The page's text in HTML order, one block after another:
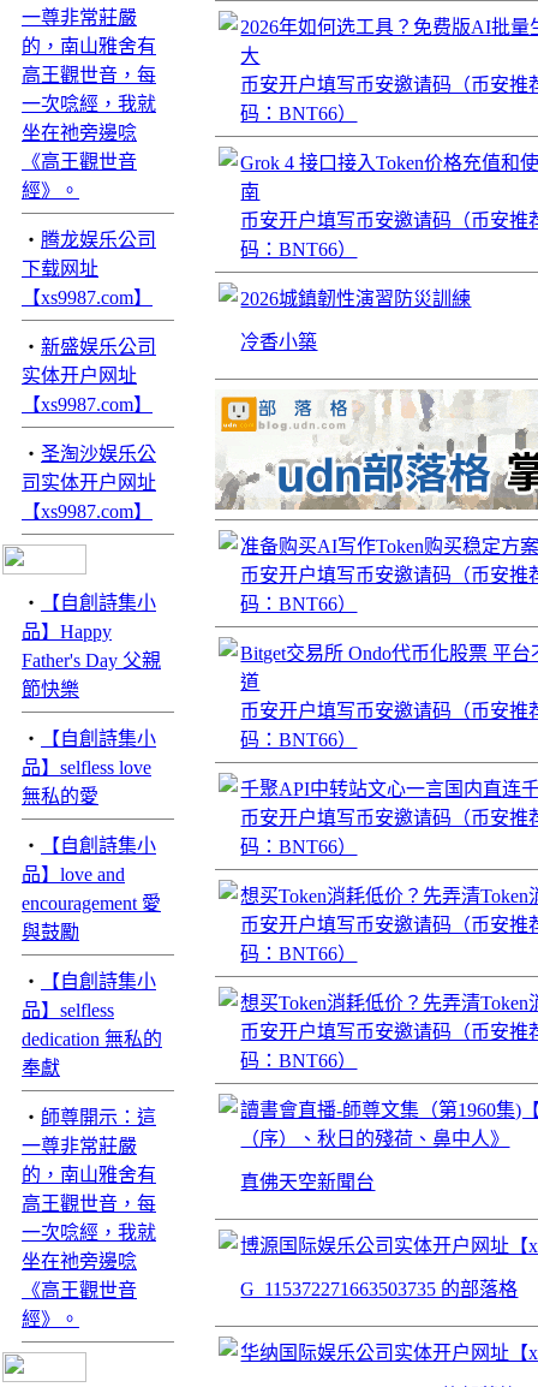
一尊非常莊嚴
的，南山雅舍有
高王觀世音，每
一次唸經，我就
坐在祂旁邊唸
《高王觀世音
經》。
‧ 腾龙娱乐公司
下载网址
【xs9987.com】
‧ 新盛娱乐公司
实体开户网址
【xs9987.com】
‧ 圣淘沙娱乐公
司实体开户网址
【xs9987.com】
‧
【自創詩集小
品】Happy
Father's Day 父親
節快樂
‧
【自創詩集小
品】selfless love
無私的愛
‧
【自創詩集小
品】love and
encouragement 愛
與鼓勵
‧
【自創詩集小
品】selfless
dedication 無私的
奉獻
‧ 師尊開示：這
一尊非常莊嚴
的，南山雅舍有
高王觀世音，每
一次唸經，我就
坐在祂旁邊唸
《高王觀世音
經》。
2026年如何选工具？免费版AI批
大
币安开户填写币安邀请码（币安推
码：BNT66）
Grok 4 接口接入Token价格充值和
南
币安开户填写币安邀请码（币安推
码：BNT66）
2026城鎮韌性演習防災訓練
冷香小築
准备购买AI写作Token购买稳定方
币安开户填写币安邀请码（币安推
码：BNT66）
Bitget交易所 Ondo代币化股票 平
道
币安开户填写币安邀请码（币安推
码：BNT66）
千聚API中转站文心一言国内直连
币安开户填写币安邀请码（币安推
码：BNT66）
想买Token消耗低价？先弄清
币安开户填写币安邀请码（币安推
码：BNT66）
想买Token消耗低价？先弄清
币安开户填写币安邀请码（币安推
码：BNT66）
讀書會直播-師尊文集（第1960集)
（序）、秋日的殘荷、鼻中人》
真佛天空新聞台
博源国际娱乐公司实体开户网址【
G_115372271663503735 的部落格
华纳国际娱乐公司实体开户网址【